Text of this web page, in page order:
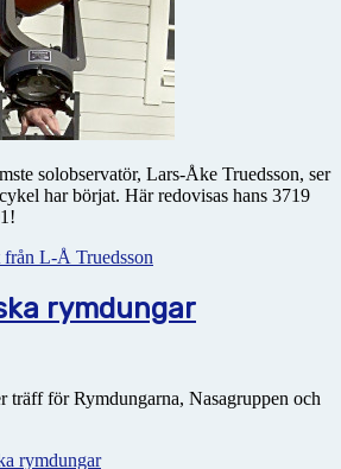
solobservatör, Lars-Åke Truedsson, ser
har börjat. Här redovisas hans 3719
L-Å Truedsson
rymdungar
träff för Rymdungarna, Nasagruppen och
rymdungar